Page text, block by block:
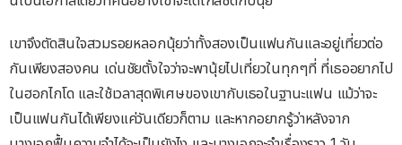
เขาจึงตัดสินใจสวมรอยหลอกนุ้ยว่าทั้งสองเป็นแฟนกันและอยู่เที่ยวต่อ
กันเพียงสองคน เด่นชัยตั้งใจว่าจะพานุ้ยไปเที่ยวในทุกๆที่ ที่เธออยากไป
ในฮอกไกโด และใช้เวลาสุดพิเศษของเขากับเธอในฐานะแฟน แม้ว่าจะ
เป็นแฟนกันได้เพียงแค่วันเดียวก็ตาม และหากอยากรู้ว่าหลังจาก